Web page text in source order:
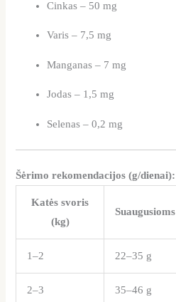
Cinkas – 50 mg
Varis – 7,5 mg
Manganas – 7 mg
Jodas – 1,5 mg
Selenas – 0,2 mg
Šėrimo rekomendacijos (g/dienai):
Katės svoris
(kg)
Suaugusioms
1–2 22–35 g
2–3 35–46 g